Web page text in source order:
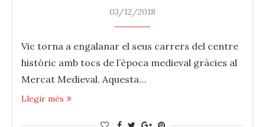
03/12/2018
Vic torna a engalanar el seus carrers del centre
històric amb tocs de l’època medieval gràcies al
Mercat Medieval. Aquesta…
Llegir més